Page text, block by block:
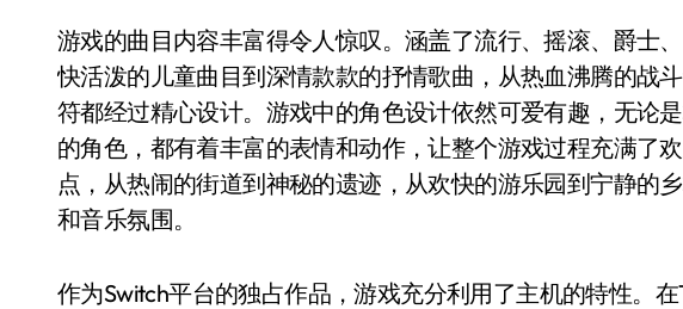
游戏的曲目内容丰富得令人惊叹。涵盖了流行、摇滚、爵士
快活泼的儿童曲目到深情款款的抒情歌曲，从热血沸腾的战
符都经过精心设计。游戏中的角色设计依然可爱有趣，无论
的角色，都有着丰富的表情和动作，让整个游戏过程充满了
点，从热闹的街道到神秘的遗迹，从欢快的游乐园到宁静的
和音乐氛围。
作为Switch平台的独占作品，游戏充分利用了主机的特性。